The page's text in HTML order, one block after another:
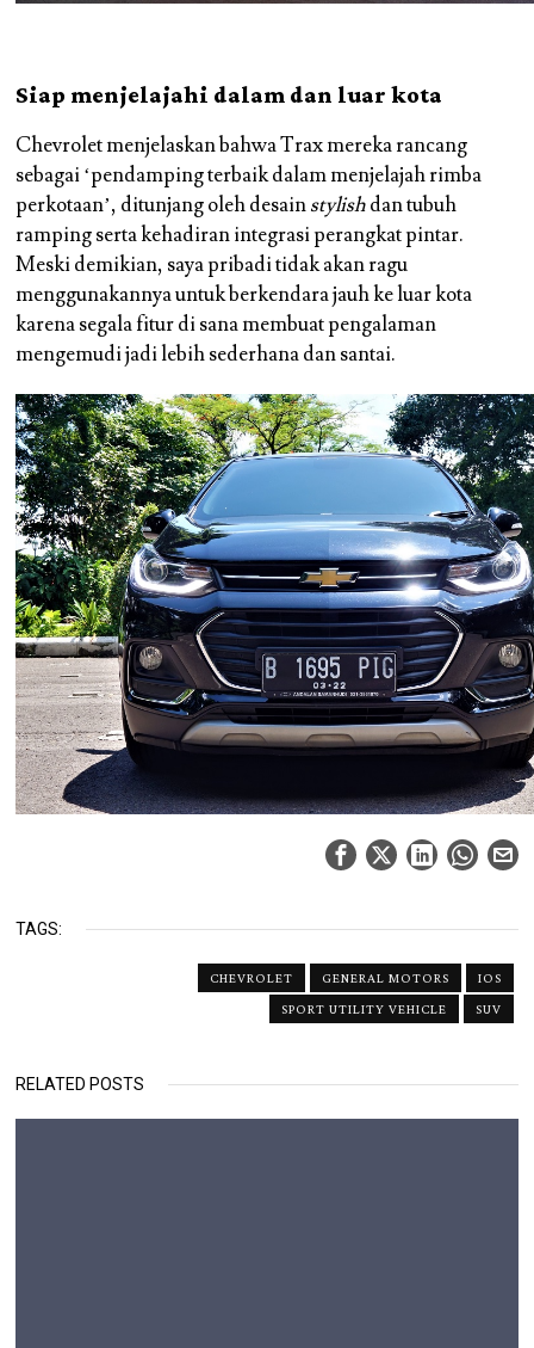
Siap menjelajahi dalam dan luar kota
Chevrolet menjelaskan bahwa Trax mereka rancang
sebagai ‘pendamping terbaik dalam menjelajah rimba
perkotaan’, ditunjang oleh desainstylishdan tubuh
ramping serta kehadiran integrasi perangkat pintar.
Meski demikian, saya pribadi tidak akan ragu
menggunakannya untuk berkendara jauh ke luar kota
karena segala fitur di sana membuat pengalaman
mengemudi jadi lebih sederhana dan santai.
TAGS:
CHEVROLET GENERAL MOTORS
IOS
SPORT UTILITY VEHICLE
SUV
RELATED POSTS